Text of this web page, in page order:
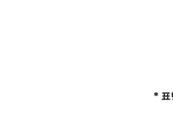
* 표